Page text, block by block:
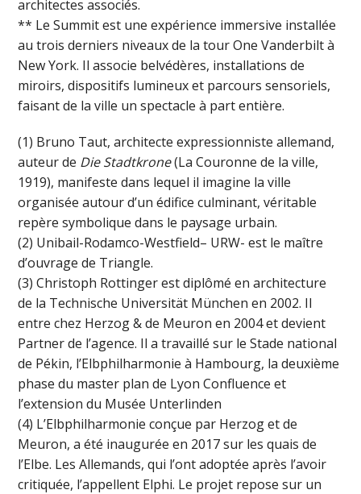
architectes associés.
** Le Summit est une expérience immersive installée
au trois derniers niveaux de la tour One Vanderbilt à
New York. Il associe belvédères, installations de
miroirs, dispositifs lumineux et parcours sensoriels,
faisant de la ville un spectacle à part entière.
(1) Bruno Taut, architecte expressionniste allemand,
auteur de Die Stadtkrone(La Couronne de la ville,
1919), manifeste dans lequel il imagine la ville
organisée autour d’un édifice culminant, véritable
repère symbolique dans le paysage urbain.
(2) Unibail-Rodamco-Westfield– URW- est le maître
d’ouvrage de Triangle.
(3) Christoph Rottinger est diplômé en architecture
de la Technische Universität München en 2002. Il
entre chez Herzog & de Meuron en 2004 et devient
Partner de l’agence. Il a travaillé sur le Stade national
de Pékin, l’Elbphilharmonie à Hambourg, la deuxième
phase du master plan de Lyon Confluence et
l’extension du Musée Unterlinden
(4) L’Elbphilharmonie conçue par Herzog et de
Meuron, a été inaugurée en 2017 sur les quais de
l’Elbe. Les Allemands, qui l’ont adoptée après l’avoir
critiquée, l’appellent Elphi. Le projet repose sur un